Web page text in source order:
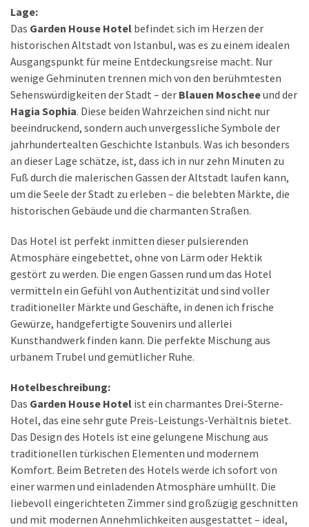
rezepte
(14)
Reisetipps
(25)
finde
Flüge
(15)
reise-
hacks
(8)
Abenteuer
(21)
wandern
(10)
roadtrips
(10)
Lage:
Das Garden House Hotel befindet sich im Herzen der
historischen Altstadt von Istanbul, was es zu einem idealen
Ausgangspunkt für meine Entdeckungsreise macht. Nur
wenige Gehminuten trennen mich von den berühmtesten
Sehenswürdigkeiten der Stadt – der Blauen Moscheeund der
Hagia Sophia. Diese beiden Wahrzeichen sind nicht nur
beeindruckend, sondern auch unvergessliche Symbole der
jahrhundertealten Geschichte Istanbuls. Was ich besonders
an dieser Lage schätze, ist, dass ich in nur zehn Minuten zu
Fuß durch die malerischen Gassen der Altstadt laufen kann,
um die Seele der Stadt zu erleben – die belebten Märkte, die
historischen Gebäude und die charmanten Straßen.
Das Hotel ist perfekt inmitten dieser pulsierenden
Atmosphäre eingebettet, ohne von Lärm oder Hektik
gestört zu werden. Die engen Gassen rund um das Hotel
vermitteln ein Gefühl von Authentizität und sind voller
traditioneller Märkte und Geschäfte, in denen ich frische
Gewürze, handgefertigte Souvenirs und allerlei
Kunsthandwerk finden kann. Die perfekte Mischung aus
urbanem Trubel und gemütlicher Ruhe.
Hotelbeschreibung:
Das Garden House Hotel ist ein charmantes Drei-Sterne-
Hotel, das eine sehr gute Preis-Leistungs-Verhältnis bietet.
Das Design des Hotels ist eine gelungene Mischung aus
traditionellen türkischen Elementen und modernem
Komfort. Beim Betreten des Hotels werde ich sofort von
einer warmen und einladenden Atmosphäre umhüllt. Die
liebevoll eingerichteten Zimmer sind großzügig geschnitten
und mit modernen Annehmlichkeiten ausgestattet – ideal,